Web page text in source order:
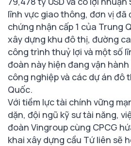
lĩnh vực giao thông, đơn vị đã
chứng nhận cấp 1 của Trung
xây dựng khu đô thị, đường
công trình thuỷ lợi và một số
đoàn này hiện đang vận
công nghiệp và các dự án đô
Quốc.
Với tiềm lực tài chính vững
dặn, đội ngũ kỹ sư tài năng,
đoàn Vingroup cùng CPCG
khai xây dựng cầu Tứ liên sẽ